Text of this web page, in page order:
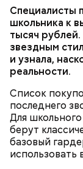
Специалисты
школьника к
тысяч
звездным
и узнала,
реальности.
Список
последнего
Для
берут
базовый
использовать
— Посолить и
готовности,
перемешать.
их к овощам и
—